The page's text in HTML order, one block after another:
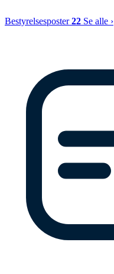
Bestyrelsesposter22 Se alle ›